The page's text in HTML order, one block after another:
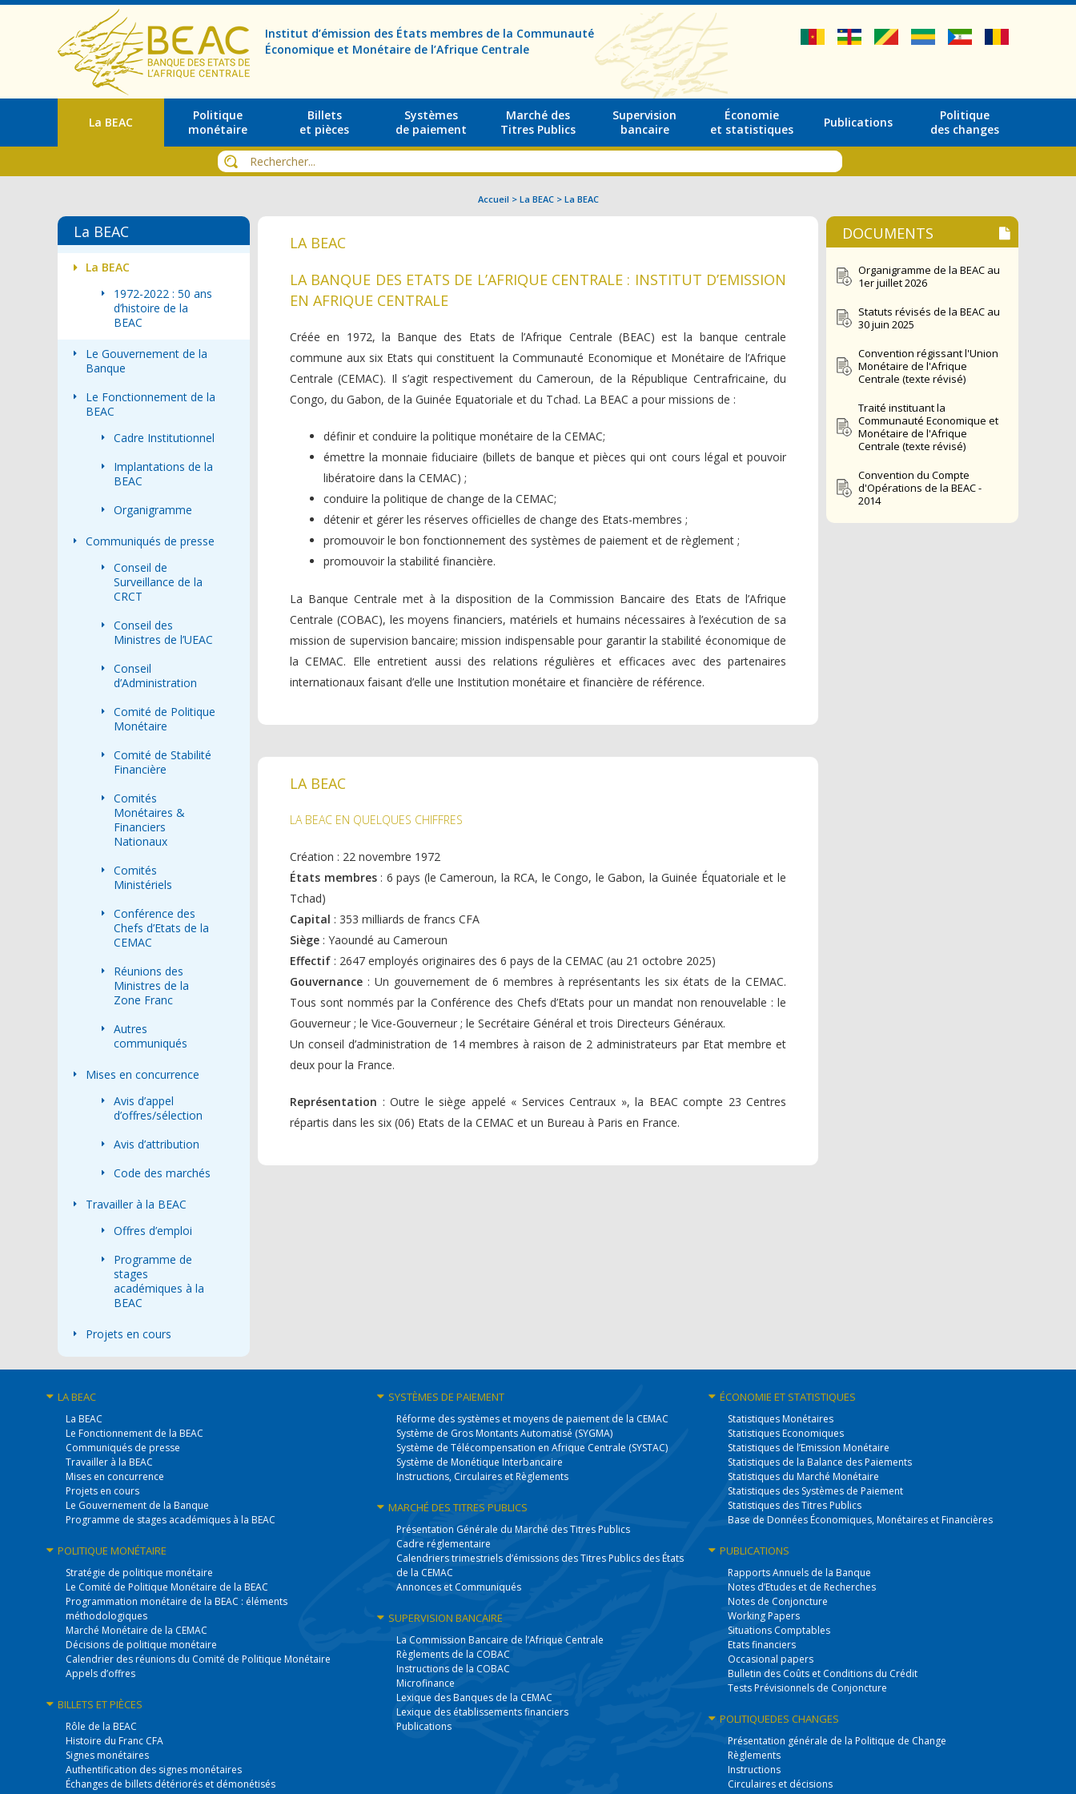
Institut d’émission des États membres de la Communauté
Économique et Monétaire de l’Afrique Centrale
La BEAC
Politique
monétaire
Billets
et pièces
Systèmes
de paiement
Marché des
Titres Publics
Supervision
bancaire
Économie
et statistiques
Publications
Politique
des changes
Accueil > La BEAC> La BEAC
La BEAC
La BEAC
1972-2022 : 50 ans
d’histoire de la
BEAC
Le Gouvernement de la
Banque
Le Fonctionnement de la
BEAC
Cadre Institutionnel
Implantations de la
BEAC
Organigramme
Communiqués de presse
Conseil de
Surveillance de la
CRCT
Conseil des
Ministres de l’UEAC
Conseil
d’Administration
Comité de Politique
Monétaire
Comité de Stabilité
Financière
Comités
Monétaires &
Financiers
Nationaux
Comités
Ministériels
Conférence des
Chefs d’Etats de la
CEMAC
Réunions des
Ministres de la
Zone Franc
Autres
communiqués
Mises en concurrence
Avis d’appel
d’offres/sélection
Avis d’attribution
Code des marchés
Travailler à la BEAC
Offres d’emploi
Programme de
stages
académiques à la
BEAC
Projets en cours
LA BEAC
LA BANQUE DES ETATS DE L’AFRIQUE CENTRALE : INSTITUT D’EMISSION
EN AFRIQUE CENTRALE
Créée en 1972, la Banque des Etats de l’Afrique Centrale (BEAC) est la banque centrale
commune aux six Etats qui constituent la Communauté Economique et Monétaire de l’Afrique
Centrale (CEMAC). Il s’agit respectivement du Cameroun, de la République Centrafricaine, du
Congo, du Gabon, de la Guinée Equatoriale et du Tchad. La BEAC a pour missions de :
définir et conduire la politique monétaire de la CEMAC;
émettre la monnaie fiduciaire (billets de banque et pièces qui ont cours légal et pouvoir
libératoire dans la CEMAC) ;
conduire la politique de change de la CEMAC;
détenir et gérer les réserves officielles de change des Etats-membres ;
promouvoir le bon fonctionnement des systèmes de paiement et de règlement ;
promouvoir la stabilité financière.
La Banque Centrale met à la disposition de la Commission Bancaire des Etats de l’Afrique
Centrale (COBAC), les moyens financiers, matériels et humains nécessaires à l’exécution de sa
mission de supervision bancaire; mission indispensable pour garantir la stabilité économique de
la CEMAC. Elle entretient aussi des relations régulières et efficaces avec des partenaires
internationaux faisant d’elle une Institution monétaire et financière de référence.
LA BEAC
LA BEAC EN QUELQUES CHIFFRES
Création : 22 novembre 1972
États membres: 6 pays (le Cameroun, la RCA, le Congo, le Gabon, la Guinée Équatoriale et le
Tchad)
Capital : 353 milliards de francs CFA
Siège : Yaoundé au Cameroun
Effectif : 2647 employés originaires des 6 pays de la CEMAC (au 21 octobre 2025)
Gouvernance : Un gouvernement de 6 membres à représentants les six états de la CEMAC.
Tous sont nommés par la Conférence des Chefs d’Etats pour un mandat non renouvelable : le
Gouverneur ; le Vice-Gouverneur ; le Secrétaire Général et trois Directeurs Généraux.
Un conseil d’administration de 14 membres à raison de 2 administrateurs par Etat membre et
deux pour la France.
Représentation : Outre le siège appelé « Services Centraux », la BEAC compte 23 Centres
répartis dans les six (06) Etats de la CEMAC et un Bureau à Paris en France.
DOCUMENTS
Organigramme de la BEAC au
1er juillet 2026
Statuts révisés de la BEAC au
30 juin 2025
Convention régissant l'Union
Monétaire de l'Afrique
Centrale (texte révisé)
Traité instituant la
Communauté Economique et
Monétaire de l'Afrique
Centrale (texte révisé)
Convention du Compte
d'Opérations de la BEAC -
2014
LA BEAC
La BEAC
Le Fonctionnement de la BEAC
Communiqués de presse
Travailler à la BEAC
Mises en concurrence
Projets en cours
Le Gouvernement de la Banque
Programme de stages académiques à la BEAC
POLITIQUE MONÉTAIRE
Stratégie de politique monétaire
Le Comité de Politique Monétaire de la BEAC
Programmation monétaire de la BEAC : éléments
méthodologiques
Marché Monétaire de la CEMAC
Décisions de politique monétaire
Calendrier des réunions du Comité de Politique Monétaire
Appels d’offres
BILLETS ET PIÈCES
Rôle de la BEAC
Histoire du Franc CFA
Signes monétaires
Authentification des signes monétaires
Échanges de billets détériorés et démonétisés
SYSTÈMESDE PAIEMENT
Réforme des systèmes et moyens de paiement de la CEMAC
Système de Gros Montants Automatisé (SYGMA)
Système de Télécompensation en Afrique Centrale (SYSTAC)
Système de Monétique Interbancaire
Instructions, Circulaires et Règlements
MARCHÉ DESTITRES PUBLICS
Présentation Générale du Marché des Titres Publics
Cadre réglementaire
Calendriers trimestriels d’émissions des Titres Publics des États
de la CEMAC
Annonces et Communiqués
SUPERVISIONBANCAIRE
La Commission Bancaire de l’Afrique Centrale
Règlements de la COBAC
Instructions de la COBAC
Microfinance
Lexique des Banques de la CEMAC
Lexique des établissements financiers
Publications
ÉCONOMIE ET STATISTIQUES
Statistiques Monétaires
Statistiques Economiques
Statistiques de l’Emission Monétaire
Statistiques de la Balance des Paiements
Statistiques du Marché Monétaire
Statistiques des Systèmes de Paiement
Statistiques des Titres Publics
Base de Données Économiques, Monétaires et Financières
PUBLICATIONS
Rapports Annuels de la Banque
Notes d’Etudes et de Recherches
Notes de Conjoncture
Working Papers
Situations Comptables
Etats financiers
Occasional papers
Bulletin des Coûts et Conditions du Crédit
Tests Prévisionnels de Conjoncture
POLITIQUEDES CHANGES
Présentation générale de la Politique de Change
Règlements
Instructions
Circulaires et décisions